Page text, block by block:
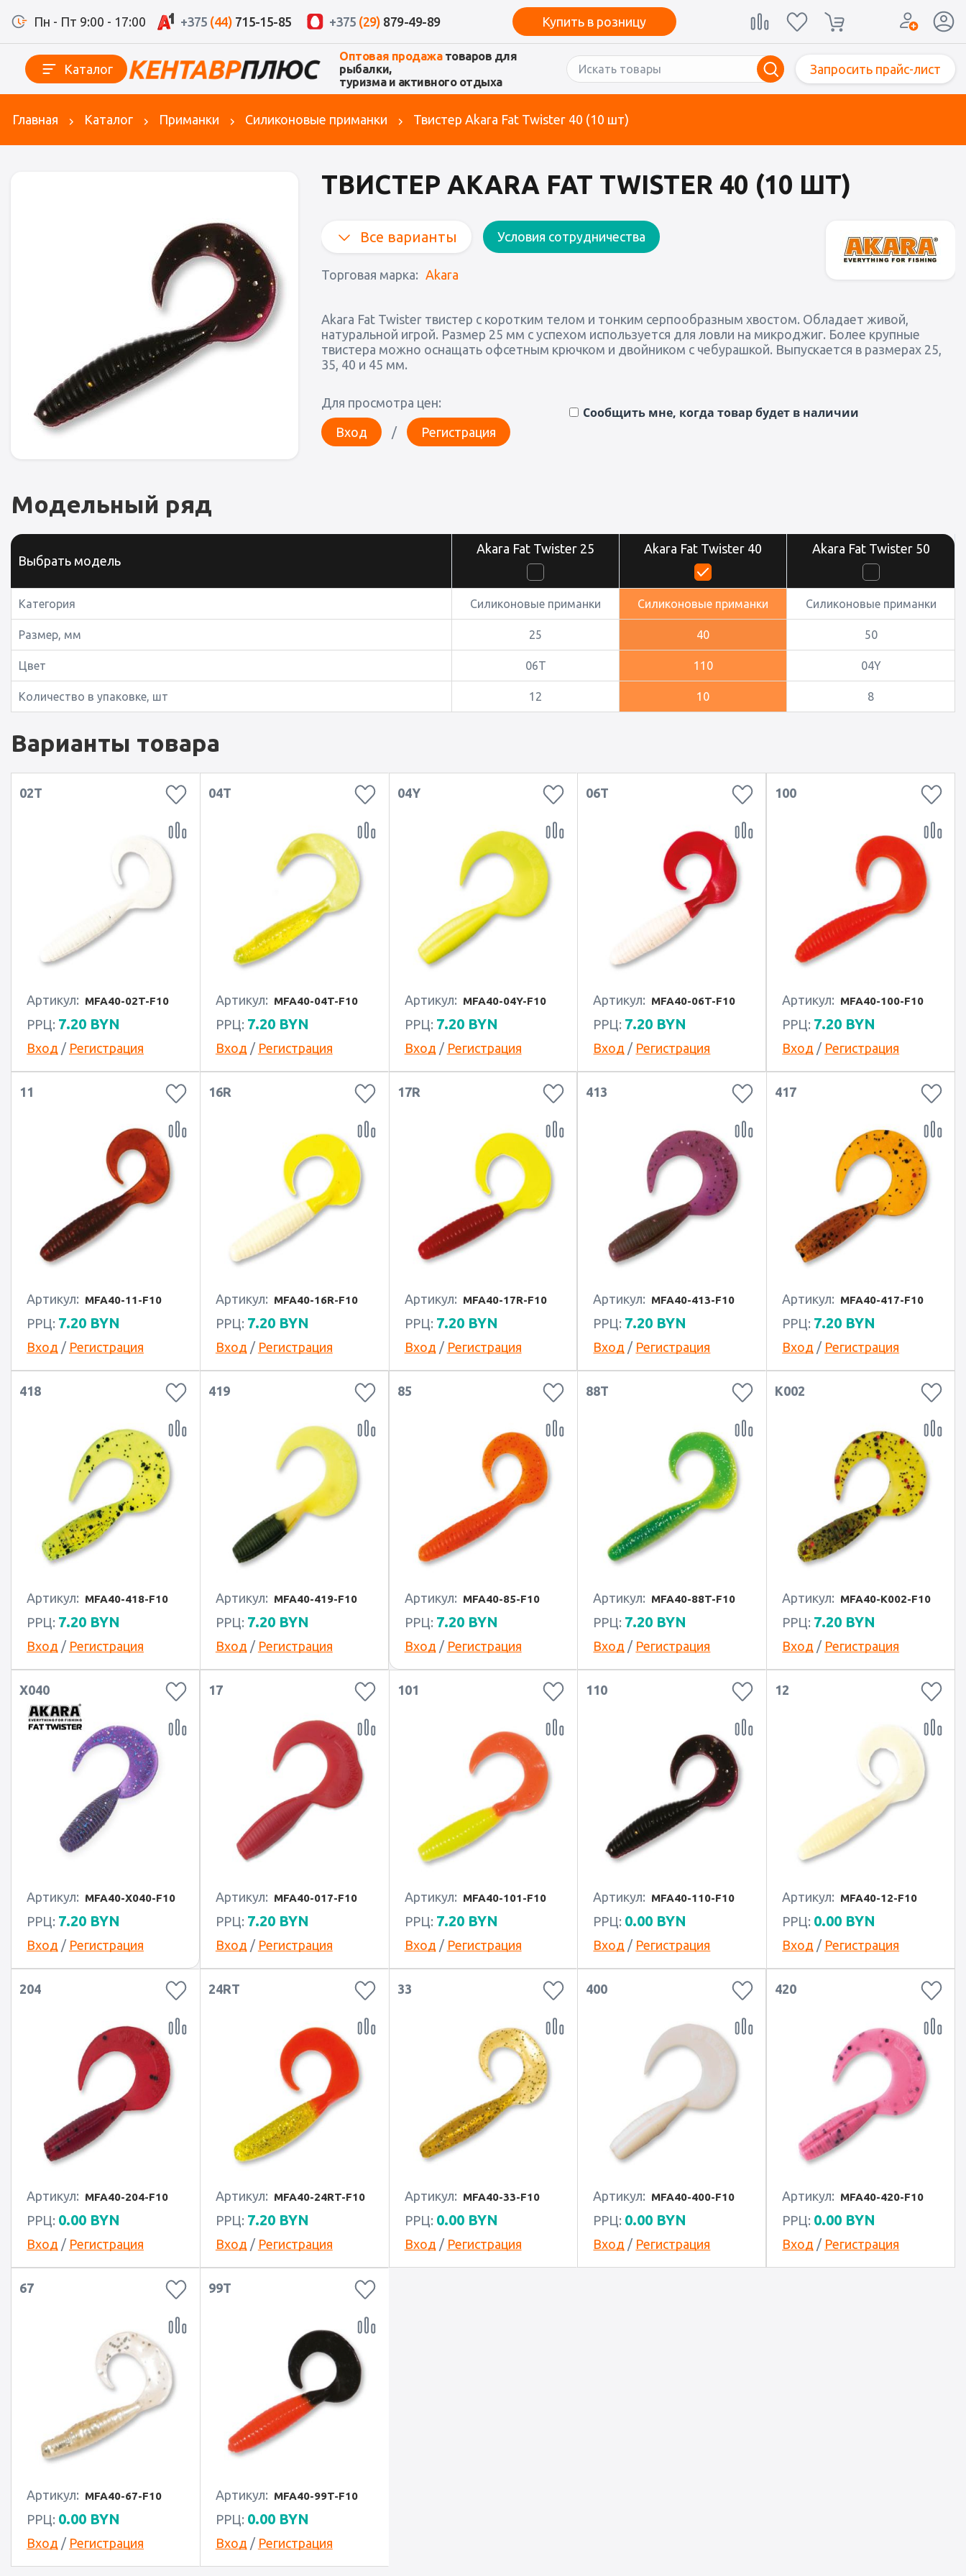
Пн - Пт 9:00 - 17:00 +375 (44) 715-15-85 +375 (29) 879-49-89 Купить в розницу
Каталог
Оптовая продажатоваров для
рыбалки,
туризма и активного отдыха
Запросить прайс-лист
Главная Каталог Приманки Силиконовые приманки Твистер Akara Fat Twister 40 (10 шт)
ТВИСТЕР AKARA FAT TWISTER 40 (10 ШТ)
Все варианты Условия сотрудничества
Торговая марка: Akara
Akara Fat Twister твистер с коротким телом и тонким серпообразным хвостом. Обладает живой,
натуральной игрой. Размер 25 мм с успехом используется для ловли на микроджиг. Более крупные
твистера можно оснащать офсетным крючком и двойником с чебурашкой. Выпускается в размерах 25,
35, 40 и 45 мм.
Для просмотра цен:
Вход / Регистрация
Сообщить мне, когда товар будет в наличии
Модельный ряд
Выбрать модель
Akara Fat Twister 25 Akara Fat Twister 40 Akara Fat Twister 50
Категория Силиконовые приманки Силиконовые приманки Силиконовые приманки
Размер, мм 25 40 50
Цвет 06T 110 04Y
Количество в упаковке, шт 12 10 8
Варианты товара
02T
Артикул: MFA40-02T-F10
РРЦ: 7.20 BYN
Вход / Регистрация
04T
Артикул: MFA40-04T-F10
РРЦ: 7.20BYN
Вход / Регистрация
04Y
Артикул: MFA40-04Y-F10
РРЦ: 7.20BYN
Вход / Регистрация
06T
Артикул: MFA40-06T-F10
РРЦ: 7.20 BYN
Вход / Регистрация
100
Артикул: MFA40-100-F10
РРЦ: 7.20 BYN
Вход / Регистрация
11
Артикул: MFA40-11-F10
РРЦ: 7.20 BYN
Вход / Регистрация
16R
Артикул: MFA40-16R-F10
РРЦ: 7.20BYN
Вход / Регистрация
17R
Артикул: MFA40-17R-F10
РРЦ: 7.20BYN
Вход / Регистрация
413
Артикул: MFA40-413-F10
РРЦ: 7.20 BYN
Вход / Регистрация
417
Артикул: MFA40-417-F10
РРЦ: 7.20 BYN
Вход / Регистрация
418
Артикул: MFA40-418-F10
РРЦ: 7.20 BYN
Вход / Регистрация
419
Артикул: MFA40-419-F10
РРЦ: 7.20BYN
Вход / Регистрация
85
Артикул: MFA40-85-F10
РРЦ: 7.20BYN
Вход / Регистрация
88T
Артикул: MFA40-88T-F10
РРЦ: 7.20 BYN
Вход / Регистрация
K002
Артикул: MFA40-K002-F10
РРЦ: 7.20 BYN
Вход / Регистрация
X040
Артикул: MFA40-X040-F10
РРЦ: 7.20 BYN
Вход / Регистрация
17
Артикул: MFA40-017-F10
РРЦ: 7.20BYN
Вход / Регистрация
101
Артикул: MFA40-101-F10
РРЦ: 7.20BYN
Вход / Регистрация
110
Артикул: MFA40-110-F10
РРЦ: 0.00 BYN
Вход / Регистрация
12
Артикул: MFA40-12-F10
РРЦ: 0.00 BYN
Вход / Регистрация
204
Артикул: MFA40-204-F10
РРЦ: 0.00 BYN
Вход / Регистрация
24RT
Артикул: MFA40-24RT-F10
РРЦ: 7.20BYN
Вход / Регистрация
33
Артикул: MFA40-33-F10
РРЦ: 0.00BYN
Вход / Регистрация
400
Артикул: MFA40-400-F10
РРЦ: 0.00 BYN
Вход / Регистрация
420
Артикул: MFA40-420-F10
РРЦ: 0.00 BYN
Вход / Регистрация
67
Артикул: MFA40-67-F10
РРЦ: 0.00 BYN
Вход / Регистрация
99T
Артикул: MFA40-99T-F10
РРЦ: 0.00BYN
Вход / Регистрация